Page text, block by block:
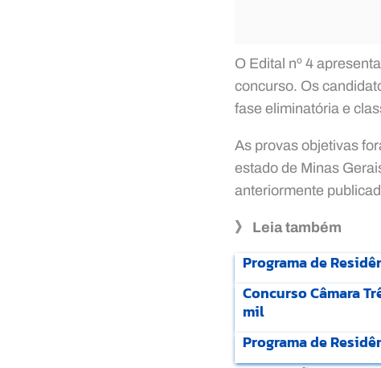
O Edital nº 4
concurso. Os
fase eliminatória e
As provas objetivas
estado de Minas
anteriormente
》 Leia também
Programa de
Concurso Câmara
mil
Programa de